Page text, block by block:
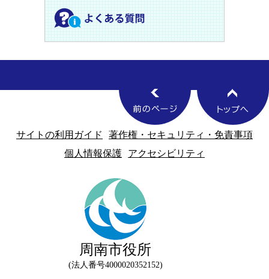
サイトの利用ガイド
著作権・セキュリティ・免責事項
個人情報保護
アクセシビリティ
周南市役所
法人番号4000020352152